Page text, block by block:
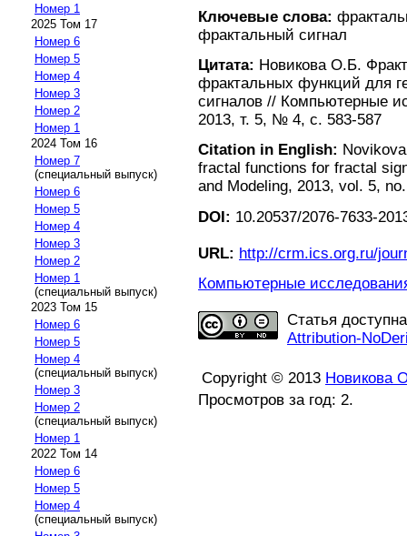
Номер 1
2025 Том 17
Номер 6
Номер 5
Номер 4
Номер 3
Номер 2
Номер 1
2024 Том 16
Номер 7
(специальный выпуск)
Номер 6
Номер 5
Номер 4
Номер 3
Номер 2
Номер 1
(специальный выпуск)
2023 Том 15
Номер 6
Номер 5
Номер 4
(специальный выпуск)
Номер 3
Номер 2
(специальный выпуск)
Номер 1
2022 Том 14
Номер 6
Номер 5
Номер 4
(специальный выпуск)
Ключевые слова:
фрактальный сигнал
Цитата: Новикова О.Б.
фрактальных функций для
сигналов // Компьютерные
2013, т. 5, № 4, с. 583-587
Citation in English:
fractal functions for fractal
and Modeling, 2013, vol. 5,
DOI: 10.20537/2076-7633-
URL: http://crm.ics.org.ru/
Компьютерные
Статья
Attribution-
Copyright © 2013 Новикова
Просмотров за год: 2.